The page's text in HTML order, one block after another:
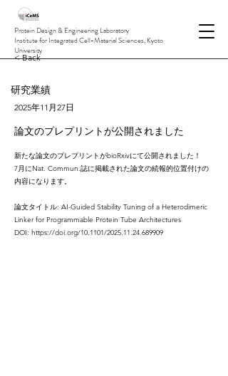
Protein Design & Engineering Laboratory
Institute for Integrated Cell-Material Sciences, Kyoto
University
< Back
研究業績
2025年11月27日
論文のプレプリントが公開されました
新たな論文のプレプリントがbioRxivにて公開されました！
7月にNat. Commun.誌に掲載された論文の続報的位置付けの
内容になります。
論文タイトル: AI-Guided Stability Tuning of a Heterodimeric
Linker for Programmable Protein Tube Architectures
DOI: https://doi.org/10.1101/2025.11.24.689909